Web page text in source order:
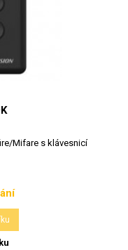
Mifare s klávesnicí